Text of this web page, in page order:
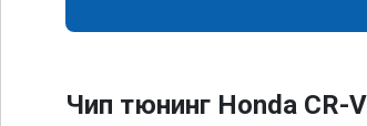
Чип тюнинг Honda CR-